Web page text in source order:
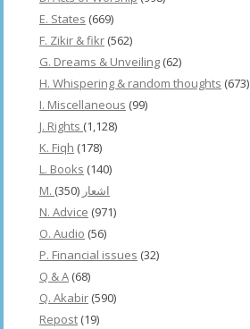
E. States (669)
F. Zikir & fikr (562)
G. Dreams & Unveiling (62)
H. Whispering & random thoughts (673)
I. Miscellaneous (99)
J. Rights (1,128)
K. Fiqh (178)
L. Books (140)
M. اشعار (350)
N. Advice (971)
O. Audio (56)
P. Financial issues (32)
Q & A (68)
Q. Akabir (590)
Repost (19)